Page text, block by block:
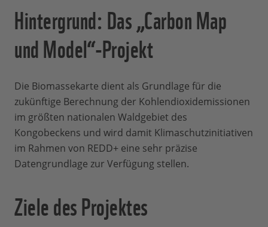
Hintergrund: Das „Carbon Map
und Model“-Projekt
Die Biomassekarte dient als Grundlage für die
zukünftige Berechnung der Kohlendioxidemissionen
im größten nationalen Waldgebiet des
Kongobeckens und wird damit Klimaschutzinitiativen
im Rahmen von REDD+ eine sehr präzise
Datengrundlage zur Verfügung stellen.
Ziele des Projektes